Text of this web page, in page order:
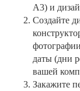
A3) и
Создайте
даты (дни
вашей
Закажите